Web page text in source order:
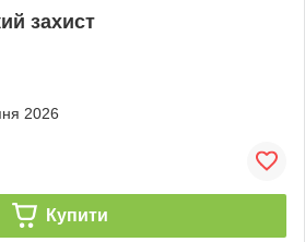
захист
2026
Купити